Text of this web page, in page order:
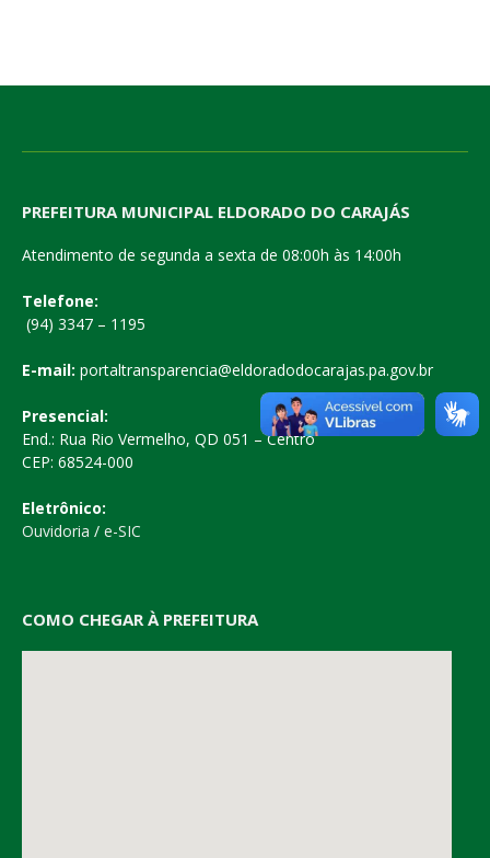
PREFEITURA MUNICIPAL ELDORADO DO CARAJÁS
Atendimento de segunda a sexta de 08:00h às 14:00h
Telefone:
(94) 3347 – 1195
E-mail: portaltransparencia@eldoradodocarajas.pa.gov.br
Presencial:
End.: Rua Rio Vermelho, QD 051 – Centro
CEP: 68524-000
Eletrônico:
Ouvidoria / e-SIC
COMO CHEGAR À PREFEITURA